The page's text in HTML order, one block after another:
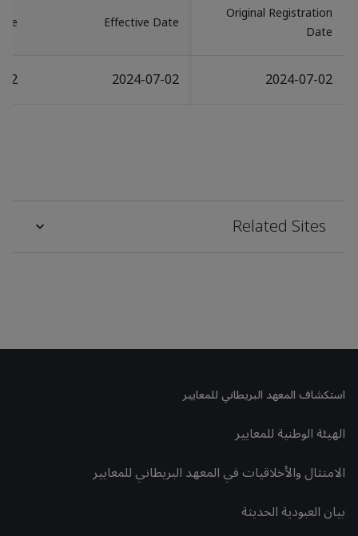
Original Registration
Date
Effective Date
2024-07-02
2024-07-02
Related Sites
استكشاف المعهد البريطاني للمعايير
الهيئة الوطنية للمعايير
الامتثال والأخلاقيات في المعهد البريطاني للمعايير
بيان العبودية الحديثة